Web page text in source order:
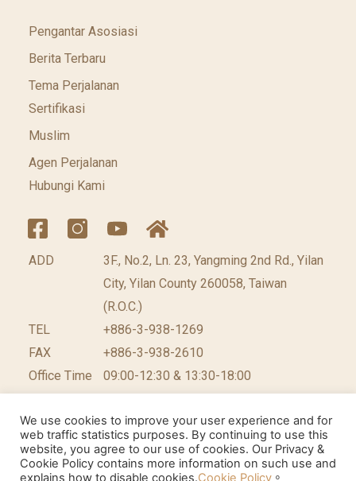
Pengantar Asosiasi
Berita Terbaru
Tema Perjalanan
Sertifikasi
Muslim
Agen Perjalanan
Hubungi Kami
ADD
3F., No.2, Ln. 23, Yangming 2nd Rd., Yilan
City, Yilan County 260058, Taiwan
(R.O.C.)
TEL
+886-3-938-1269
FAX
+886-3-938-2610
Office Time
09:00-12:30 & 13:30-18:00
©2026 台灣休閒農業發展協會 版權所有.網頁設計公
We use cookies to improve your user experience and for
web traffic statistics purposes. By continuing to use this
website, you agree to our use of cookies. Our Privacy &
Cookie Policy contains more information on such use and
explains how to disable cookies.Cookie Policy 。